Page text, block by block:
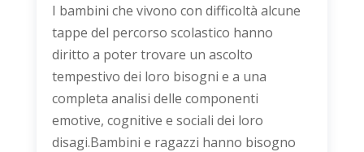
I bambini che vivono con difficoltà alcune
tappe del percorso scolastico hanno
diritto a poter trovare un ascolto
tempestivo dei loro bisogni e a una
completa analisi delle componenti
emotive, cognitive e sociali dei loro
disagi.Bambini e ragazzi hanno bisogno